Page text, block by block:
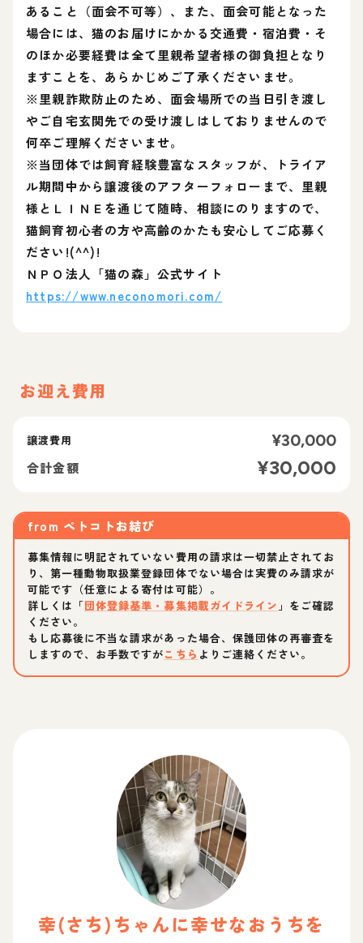
あること（面会不可等）、また、面会可能となった
場合には、猫のお届けにかかる交通費・宿泊費・そ
のほか必要経費は全て里親希望者様の御負担となり
ますことを、あらかじめご了承くださいませ。
※里親詐欺防止のため、面会場所での当日引き渡し
やご自宅玄関先での受け渡しはしておりませんので
何卒ご理解くださいませ。
※当団体では飼育経験豊富なスタッフが、トライア
ル期間中から譲渡後のアフターフォローまで、里親
様とＬＩＮＥを通じて随時、相談にのりますので、
猫飼育初心者の方や高齢のかたも安心してご応募く
ださい!(^^)!
ＮＰＯ法人「猫の森」公式サイト
https://www.neconomori.com/
お迎え費用
譲渡費用 ¥30,000
合計金額 ¥30,000
from ペトコトお結び
募集情報に明記されていない費用の請求は一切禁止されてお
り、第一種動物取扱業登録団体でない場合は実費のみ請求が
可能です（任意による寄付は可能）。
詳しくは「団体登録基準・募集掲載ガイドライン 」をご確認
ください。
もし応募後に不当な請求があった場合、保護団体の再審査を
しますので、お手数ですがこちら よりご連絡ください。
幸(さち)ちゃんに幸せなおうちを